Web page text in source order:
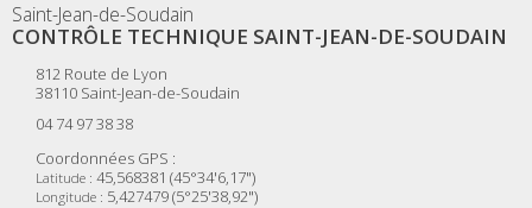
Saint-Jean-de-Soudain
CONTRÔLE TECHNIQUE SAINT-JEAN-DE-SOUDAIN
812 Route de Lyon
38110 Saint-Jean-de-Soudain
04 74 97 38 38
Coordonnées GPS :
Latitude : 45,568381 (45°34'6,17")
Longitude : 5,427479 (5°25'38,92")